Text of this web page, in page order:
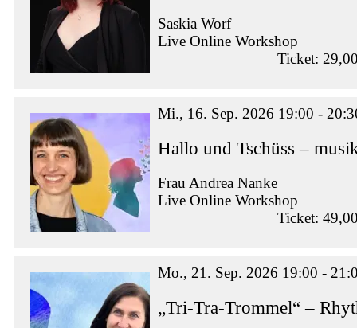
Saskia Worf
Live Online Workshop
Ticket:
Mi., 16. Sep. 2026 19:00 -
Hallo und Tschüss –
Frau Andrea Nanke
Live Online Workshop
Ticket:
Mo., 21. Sep. 2026 19:00 -
„Tri-Tra-Trommel“ –